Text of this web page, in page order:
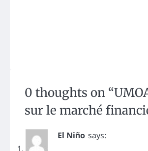
0 thoughts on “
sur le marché
El Niño says: